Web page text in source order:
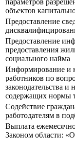
параметров
объектов
Предоставление
Предоставление
предоставления
социального найма
Информирование и
работников по
законодательства
содержащих нормы
Содействие
работодателям в
Выплата
Законом области: